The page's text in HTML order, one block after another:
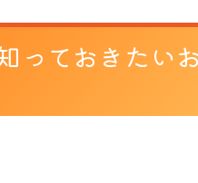
っておきたい